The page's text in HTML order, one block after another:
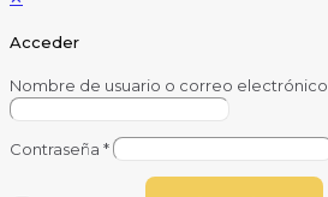
Acceder
Nombre de usuario o correo electrónico
Contraseña *